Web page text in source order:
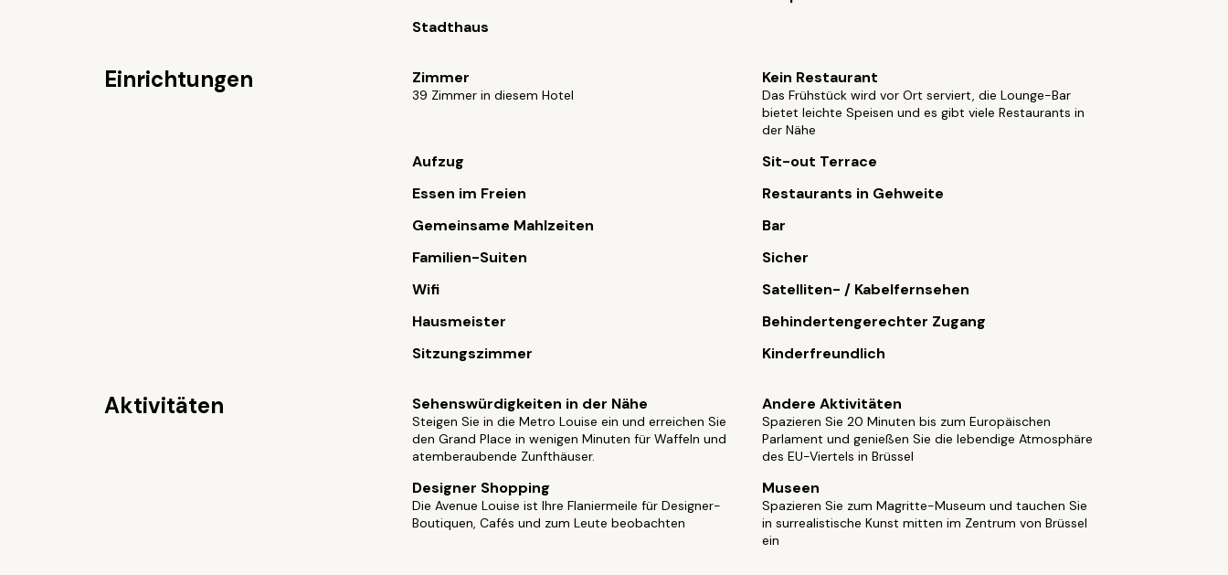
Stadthaus
Einrichtungen Zimmer
39 Zimmer in diesem Hotel
Kein Restaurant
Das Frühstück wird vor Ort serviert, die Lounge-Bar
bietet leichte Speisen und es gibt viele Restaurants in
der Nähe
Aufzug
Sit-out Terrace
Essen im Freien
Restaurants in Gehweite
Gemeinsame Mahlzeiten
Bar
Familien-Suiten
Sicher
Wifi
Satelliten- / Kabelfernsehen
Hausmeister
Behindertengerechter Zugang
Sitzungszimmer
Kinderfreundlich
Aktivitäten Sehenswürdigkeiten in der Nähe
Steigen Sie in die Metro Louise ein und erreichen Sie
den Grand Place in wenigen Minuten für Waffeln und
atemberaubende Zunfthäuser.
Andere Aktivitäten
Spazieren Sie 20 Minuten bis zum Europäischen
Parlament und genießen Sie die lebendige Atmosphäre
des EU-Viertels in Brüssel
Designer Shopping
Die Avenue Louise ist Ihre Flaniermeile für Designer-
Boutiquen, Cafés und zum Leute beobachten
Museen
Spazieren Sie zum Magritte-Museum und tauchen Sie
in surrealistische Kunst mitten im Zentrum von Brüssel
ein